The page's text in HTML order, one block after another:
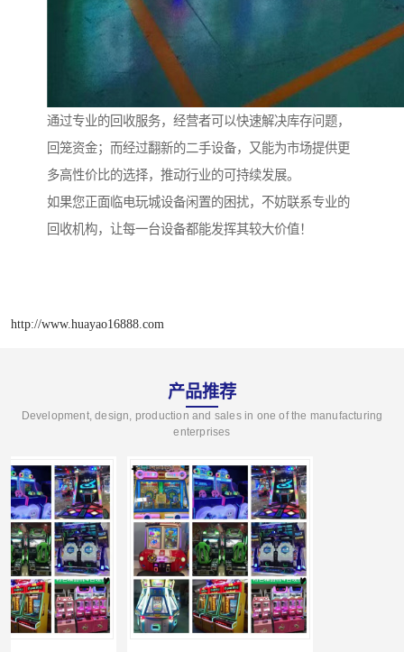
通过专业的回收服务，经营者可以快速解决库存问题，
回笼资金；而经过翻新的二手设备，又能为市场提供更
多高性价比的选择，推动行业的可持续发展。
如果您正面临电玩城设备闲置的困扰，不妨联系专业的
回收机构，让每一台设备都能发挥其较大价值！
http://www.huayao16888.com
产品推荐
Development, design, production and sales in one of the manufacturing
enterprises